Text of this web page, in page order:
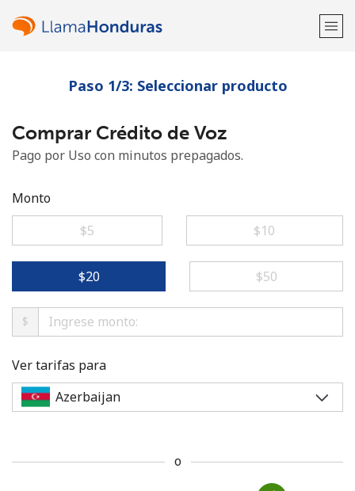
¡Bienvenido!
¿Ya tienes una cuenta?Inicia sesión →
No se ha creado una contraseña
Paso 1/3: Seleccionar producto
Comprar Crédito de Voz
Pago por Uso con minutos prepagados.
Monto
⁦$5⁩
⁦$10⁩
⁦$20⁩ ⁦$50⁩
$
Ver tarifas para
o